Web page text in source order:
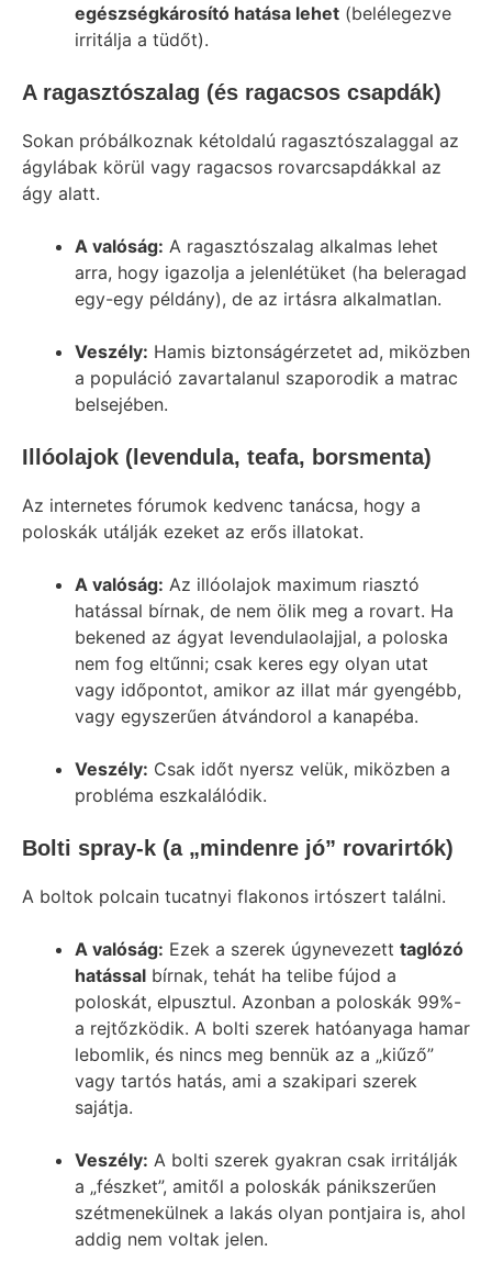
egészségkárosító hatása lehet (belélegezve
irritálja a tüdőt).
A ragasztószalag (és ragacsos csapdák)
Sokan próbálkoznak kétoldalú ragasztószalaggal az
ágylábak körül vagy ragacsos rovarcsapdákkal az
ágy alatt.
A valóság: A ragasztószalag alkalmas lehet
arra, hogy igazolja a jelenlétüket (ha beleragad
egy-egy példány), de az irtásra alkalmatlan.
Veszély: Hamis biztonságérzetet ad, miközben
a populáció zavartalanul szaporodik a matrac
belsejében.
Illóolajok (levendula, teafa, borsmenta)
Az internetes fórumok kedvenc tanácsa, hogy a
poloskák utálják ezeket az erős illatokat.
A valóság: Az illóolajok maximum riasztó
hatással bírnak, de nem ölik meg a rovart. Ha
bekened az ágyat levendulaolajjal, a poloska
nem fog eltűnni; csak keres egy olyan utat
vagy időpontot, amikor az illat már gyengébb,
vagy egyszerűen átvándorol a kanapéba.
Veszély: Csak időt nyersz velük, miközben a
probléma eszkalálódik.
Bolti spray-k (a „mindenre jó” rovarirtók)
A boltok polcain tucatnyi flakonos irtószert találni.
A valóság: Ezek a szerek úgynevezett taglózó
hatással bírnak, tehát ha telibe fújod a
poloskát, elpusztul. Azonban a poloskák 99%-
a rejtőzködik. A bolti szerek hatóanyaga hamar
lebomlik, és nincs meg bennük az a „kiűző”
vagy tartós hatás, ami a szakipari szerek
sajátja.
Veszély: A bolti szerek gyakran csak irritálják
a „fészket”, amitől a poloskák pánikszerűen
szétmenekülnek a lakás olyan pontjaira is, ahol
addig nem voltak jelen.